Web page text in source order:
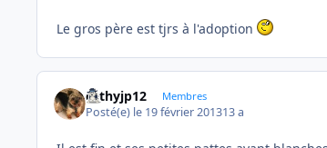
Le gros père est tjrs à l'adoption
cathyjp12 Membres
Posté(e) le 19 février 201313 a